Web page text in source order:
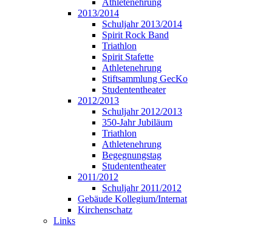
Athletenehrung
2013/2014
Schuljahr 2013/2014
Spirit Rock Band
Triathlon
Spirit Stafette
Athletenehrung
Stiftsammlung GecKo
Studententheater
2012/2013
Schuljahr 2012/2013
350-Jahr Jubiläum
Triathlon
Athletenehrung
Begegnungstag
Studententheater
2011/2012
Schuljahr 2011/2012
Gebäude Kollegium/Internat
Kirchenschatz
Links